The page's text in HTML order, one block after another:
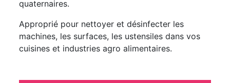
quaternaires.
Approprié pour nettoyer et désinfecter les
machines, les surfaces, les ustensiles dans vos
cuisines et industries agro alimentaires.